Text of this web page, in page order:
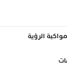
الرؤية